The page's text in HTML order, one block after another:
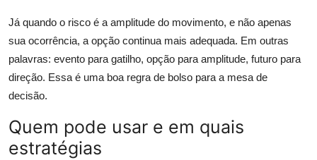
Já quando o risco é a amplitude do movimento, e não apenas
sua ocorrência, a opção continua mais adequada. Em outras
palavras: evento para gatilho, opção para amplitude, futuro para
direção. Essa é uma boa regra de bolso para a mesa de
decisão.
Quem pode usar e em quais
estratégias